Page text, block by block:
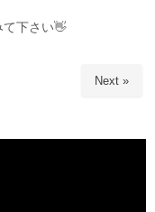
て下さい👋
Next »